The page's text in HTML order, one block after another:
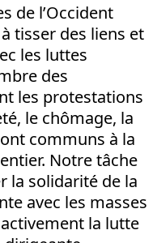
de l’Occident
tisser des liens et
les luttes
des
les protestations
le chômage, la
communs à la
Notre tâche
la solidarité de la
avec les masses
la lutte